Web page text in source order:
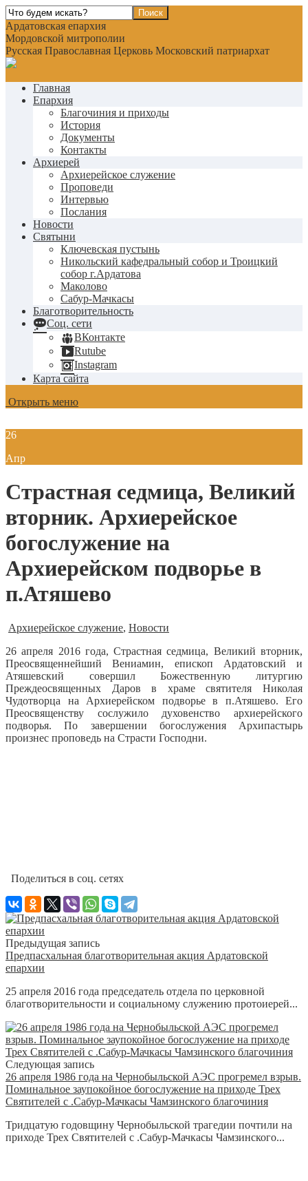
Ардатовская епархия
Мордовской митрополии
Русская Православная Церковь Московский патриархат
Главная
Епархия
Благочиния и приходы
История
Документы
Контакты
Архиерей
Архиерейское служение
Проповеди
Интервью
Послания
Новости
Святыни
Ключевская пустынь
Никольский кафедральный собор и Троицкий
собор г.Ардатова
Маколово
Сабур-Мачкасы
Благотворительность
Соц. сети
ВКонтакте
Rutube
Instagram
Карта сайта
Открыть меню
26
Апр
Страстная седмица, Великий
вторник. Архиерейское
богослужение на
Архиерейском подворье в
п.Атяшево
Архиерейское служение, Новости
26 апреля 2016 года, Страстная седмица, Великий вторник,
Преосвященнейший Вениамин, епископ Ардатовский и
Атяшевский совершил Божественную литургию
Преждеосвященных Даров в храме святителя Николая
Чудотворца на Архиерейском подворье в п.Атяшево. Его
Преосвященству сослужило духовенство архиерейского
подворья. По завершении богослужения Архипастырь
произнес проповедь на Страсти Господни.
Поделиться в соц. сетях
Предыдущая запись
Предпасхальная благотворительная акция Ардатовской
епархии
25 апреля 2016 года председатель отдела по церковной
благотворительности и социальному служению протоиерей...
Следующая запись
26 апреля 1986 года на Чернобыльской АЭС прогремел взрыв.
Поминальное заупокойное богослужение на приходе Трех
Святителей с .Сабур-Мачкасы Чамзинского благочиния
Тридцатую годовщину Чернобыльской трагедии почтили на
приходе Трех Святителей с .Сабур-Мачкасы Чамзинского...